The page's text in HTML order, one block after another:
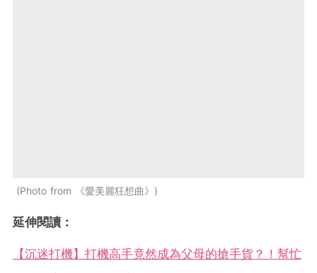
Photo from 《愛美麗狂想曲》
延伸閱讀：
【沉迷打機】打機高手竟然成為父母的搶手貨？！幫忙